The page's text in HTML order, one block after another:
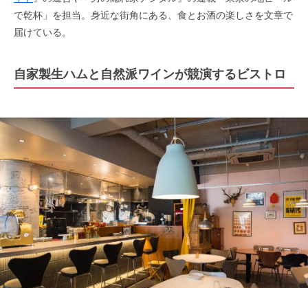
で乾杯」を担当。身近な街角にある、食とお酒の楽しさを文章で
届けている。
自家製生ハムと自然派ワインが競演するビストロ